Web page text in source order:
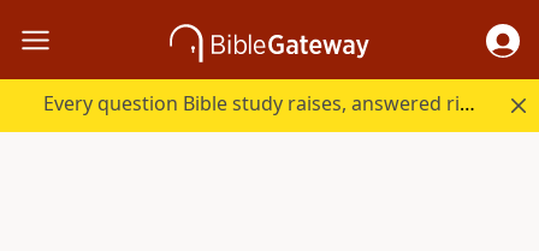
Every question Bible study raises, answered right here.